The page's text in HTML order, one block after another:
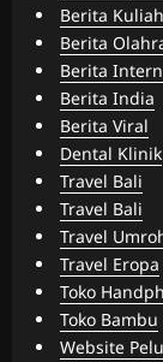
Berita
Berita
Berita
Berita India
Berita Viral
Dental Klinik
Travel Bali
Travel Bali
Travel
Travel Eropa
Toko
Toko Bambu
Website